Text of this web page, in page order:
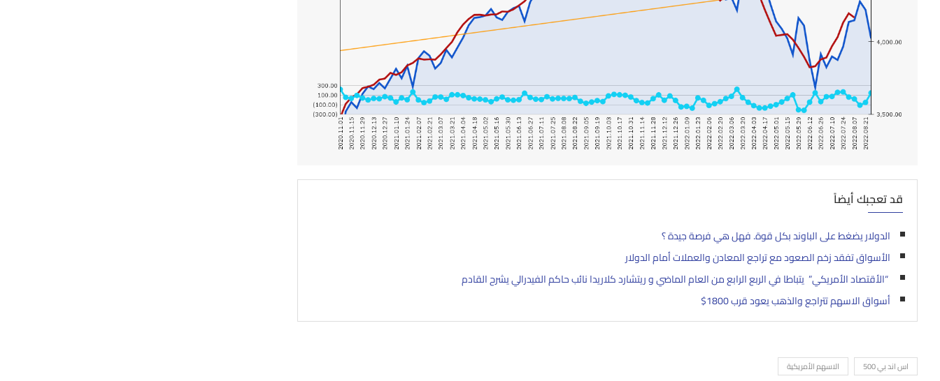
قد تعجبك أيضاً
الدولار يضغط على الباوند بكل قوة. فهل هي فرصة جيدة ؟
الأسواق تفقد زخم الصعود مع تراجع المعادن والعملات أمام الدولار
“الأقتصاد الأمريكي” يتباطا في الربع الرابع من العام الماضي و ريتشارد كلاريدا نائب حاكم الفيدرالي يشرح القادم
أسواق الاسهم تتراجع والذهب يعود قرب 1800$
اس اند بي 500 الاسهم الأمريكية